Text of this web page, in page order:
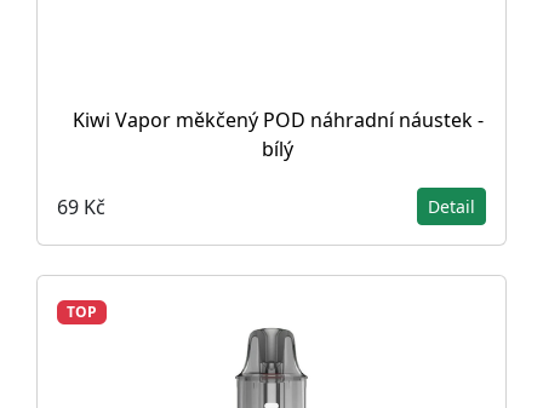
Kiwi Vapor měkčený POD náhradní náustek -
bílý
69 Kč Detail
TOP